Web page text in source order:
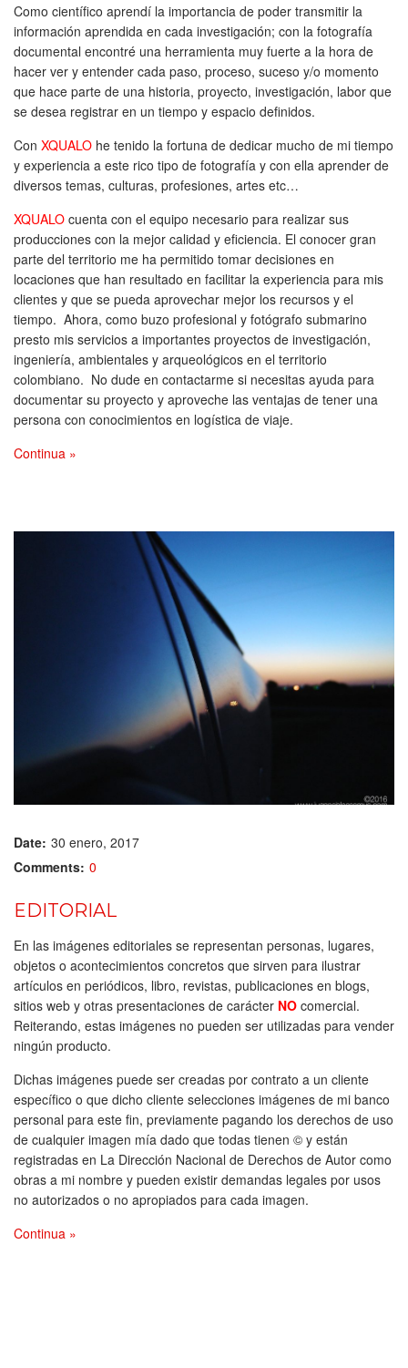
Como científico aprendí la importancia de poder transmitir la
información aprendida en cada investigación; con la fotografía
documental encontré una herramienta muy fuerte a la hora de
hacer ver y entender cada paso, proceso, suceso y/o momento
que hace parte de una historia, proyecto, investigación, labor que
se desea registrar en un tiempo y espacio definidos.
Con XQUALO he tenido la fortuna de dedicar mucho de mi tiempo
y experiencia a este rico tipo de fotografía y con ella aprender de
diversos temas, culturas, profesiones, artes etc…
XQUALO cuenta con el equipo necesario para realizar sus
producciones con la mejor calidad y eficiencia. El conocer gran
parte del territorio me ha permitido tomar decisiones en
locaciones que han resultado en facilitar la experiencia para mis
clientes y que se pueda aprovechar mejor los recursos y el
tiempo. Ahora, como buzo profesional y fotógrafo submarino
presto mis servicios a importantes proyectos de investigación,
ingeniería, ambientales y arqueológicos en el territorio
colombiano. No dude en contactarme si necesitas ayuda para
documentar su proyecto y aproveche las ventajas de tener una
persona con conocimientos en logística de viaje.
Continua »
Date: 30 enero, 2017
Comments: 0
EDITORIAL
En las imágenes editoriales se representan personas, lugares,
objetos o acontecimientos concretos que sirven para ilustrar
artículos en periódicos, libro, revistas, publicaciones en blogs,
sitios web y otras presentaciones de carácter NO comercial.
Reiterando, estas imágenes no pueden ser utilizadas para vender
ningún producto.
Dichas imágenes puede ser creadas por contrato a un cliente
específico o que dicho cliente selecciones imágenes de mi banco
personal para este fin, previamente pagando los derechos de uso
de cualquier imagen mía dado que todas tienen © y están
registradas en La Dirección Nacional de Derechos de Autor como
obras a mi nombre y pueden existir demandas legales por usos
no autorizados o no apropiados para cada imagen.
Continua »